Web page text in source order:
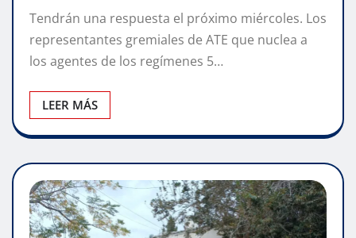
Tendrán una respuesta el próximo miércoles. Los
representantes gremiales de ATE que nuclea a
los agentes de los regímenes 5…
LEER MÁS